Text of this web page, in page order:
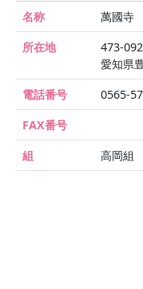
名称
萬國寺
所在地
473-
愛知県
電話番号
0565-
FAX番号
組
高岡組